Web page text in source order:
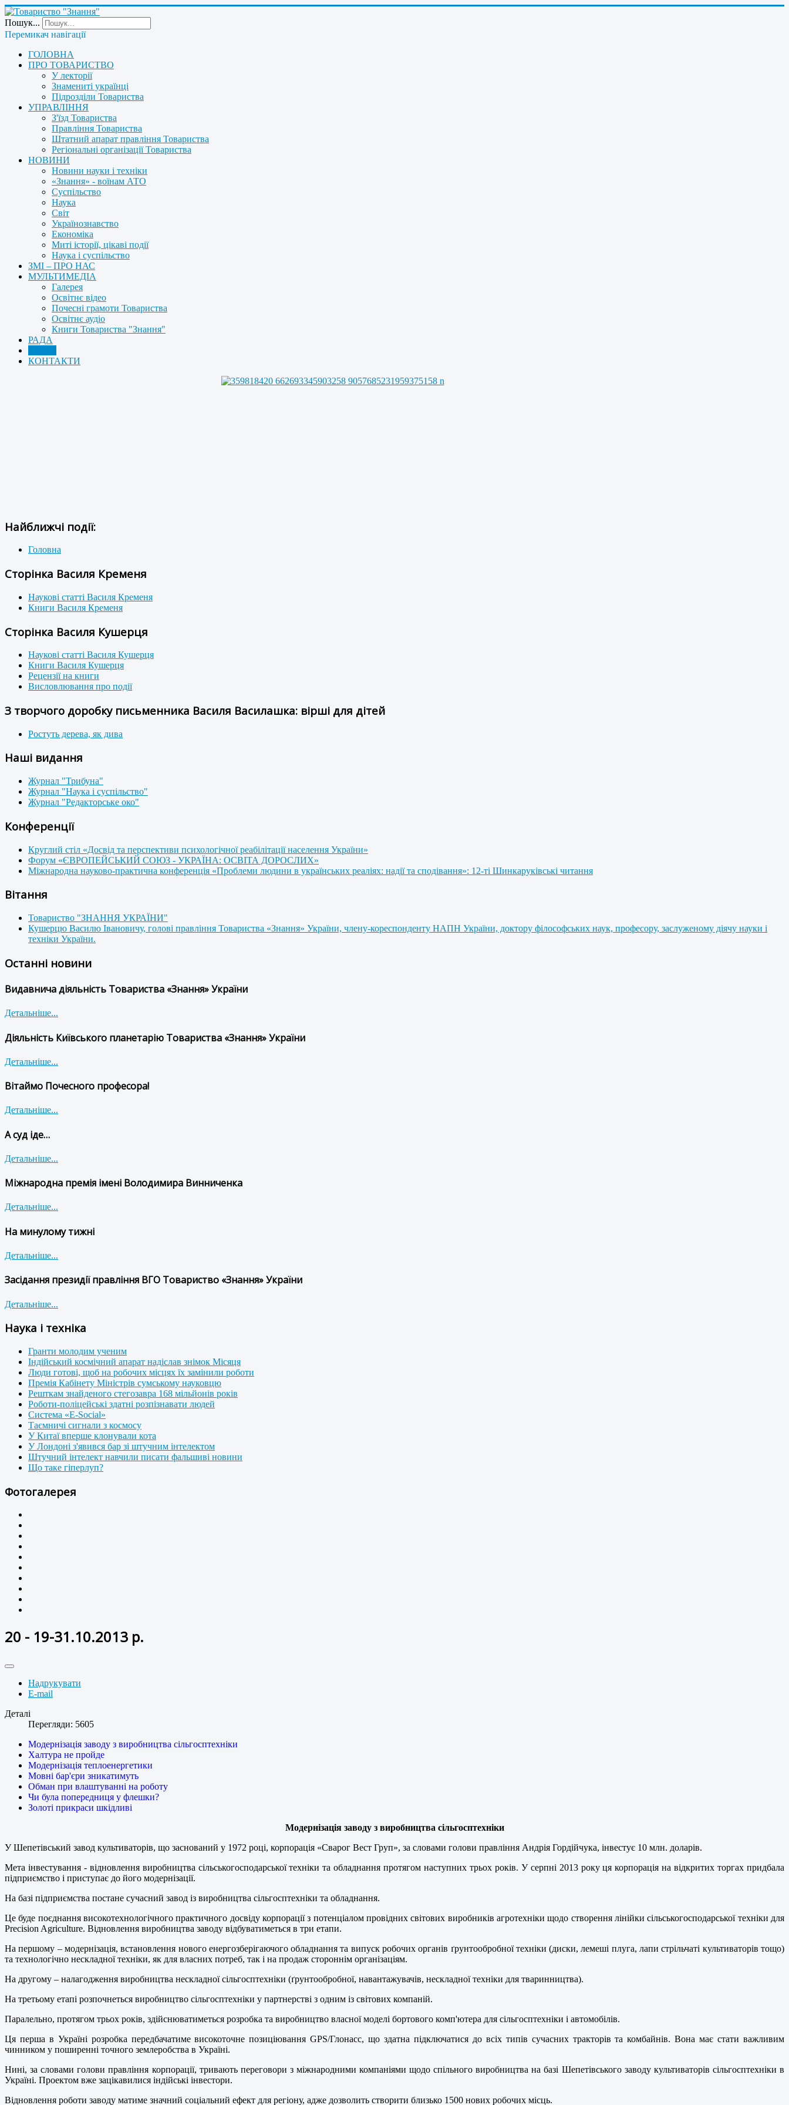
Пошук...
Перемикач навігації
ГОЛОВНА
ПРО ТОВАРИСТВО
У лекторії
Знамениті українці
Підрозділи Товариства
УПРАВЛІННЯ
З'їзд Товариства
Правління Товариства
Штатний апарат правління Товариства
Регіональні організації Товариства
НОВИНИ
Новини науки і техніки
«Знання» - воїнам АТО
Суспільство
Наука
Світ
Українознавство
Економіка
Миті історії, цікаві події
Наука і суспільство
ЗМІ – ПРО НАС
МУЛЬТИМЕДІА
Галерея
Освітнє відео
Почесні грамоти Товариства
Освітнє аудіо
Книги Товариства "Знання"
РАДА
КОНТАКТИ
Найближчі події:
Головна
Сторінка Василя Кременя
Наукові статті Василя Кременя
Книги Василя Кременя
Сторінка Василя Кушерця
Наукові статті Василя Кушерця
Книги Василя Кушерця
Рецензії на книги
Висловлювання про події
З творчого доробку письменника Василя Василашка: вірші для дітей
Ростуть дерева, як дива
Наші видання
Журнал "Трибуна"
Журнал "Наука і суспільство"
Журнал "Редакторське око"
Конференції
Круглий стіл «Досвід та перспективи психологічної реабілітації населення України»
Форум «ЄВРОПЕЙСЬКИЙ СОЮЗ - УКРАЇНА: ОСВІТА ДОРОСЛИХ»
Міжнародна науково-практична конференція «Проблеми людини в українських реаліях: надії та сподівання»: 12-ті Шинкаруківські читання
Вітання
Товариство "ЗНАННЯ УКРАЇНИ"
Кушерцю Василю Івановичу, голові правління Товариства «Знання» України, члену-кореспонденту НАПН України, доктору філософських наук, професору, заслуженому діячу науки і
техніки України.
Останні новини
Видавнича діяльність Товариства «Знання» України
Детальніше...
Діяльність Київського планетарію Товариства «Знання» України
Детальніше...
Вітаймо Почесного професора!
Детальніше...
А суд іде…
Детальніше...
Міжнародна премія імені Володимира Винниченка
Детальніше...
На минулому тижні
Детальніше...
Засідання президії правління ВГО Товариство «Знання» України
Детальніше...
Наука і техніка
Гранти молодим ученим
Індійський космічний апарат надіслав знімок Місяця
Люди готові, щоб на робочих місцях їх замінили роботи
Премія Кабінету Міністрів сумському науковцю
Решткам знайденого стегозавра 168 мільйонів років
Роботи-поліцейські здатні розпізнавати людей
Система «E-Social»
Таємничі сигнали з космосу
У Китаї вперше клонували кота
У Лондоні з'явився бар зі штучним інтелектом
Штучний інтелект навчили писати фальшиві новини
Що таке гіперлуп?
Фотогалерея
20 - 19-31.10.2013 р.
Надрукувати
E-mail
Деталі
Перегляди: 5605
Модернізація заводу з виробництва сільгосптехніки
Халтура не пройде
Модернізація теплоенергетики
Мовні бар'єри зникатимуть
Обман при влаштуванні на роботу
Чи була попередниця у флешки?
Золоті прикраси шкідливі
Модернізація заводу з виробництва сільгосптехніки
У Шепетівський завод культиваторів, що заснований у 1972 році, корпорація «Сварог Вест Груп», за словами голови правління Андрія Гордійчука, інвестує 10 млн. доларів.
Мета інвестування - відновлення виробництва сільськогосподарської техніки та обладнання протягом наступних трьох років. У серпні 2013 року ця корпорація на відкритих торгах придбала
підприємство і приступає до його модернізації.
На базі підприємства постане сучасний завод із виробництва сільгосптехніки та обладнання.
Це буде поєднання високотехнологічного практичного досвіду корпорації з потенціалом провідних світових виробників агротехніки щодо створення лінійки сільськогосподарської техніки для
Precision Agriculture. Відновлення виробництва заводу відбуватиметься в три етапи.
На першому – модернізація, встановлення нового енергозберігаючого обладнання та випуск робочих органів ґрунтообробної техніки (диски, лемеші плуга, лапи стрільчаті культиваторів тощо)
та технологічно нескладної техніки, як для власних потреб, так і на продаж стороннім організаціям.
На другому – налагодження виробництва нескладної сільгосптехніки (ґрунтообробної, навантажувачів, нескладної техніки для тваринництва).
На третьому етапі розпочнеться виробництво сільгосптехніки у партнерстві з одним із світових компаній.
Паралельно, протягом трьох років, здійснюватиметься розробка та виробництво власної моделі бортового комп'ютера для сільгосптехніки і автомобілів.
Ця перша в Україні розробка передбачатиме високоточне позиціювання GPS/Глонасс, що здатна підключатися до всіх типів сучасних тракторів та комбайнів. Вона має стати важливим
чинником у поширенні точного землеробства в Україні.
Нині, за словами голови правління корпорації, тривають переговори з міжнародними компаніями щодо спільного виробництва на базі Шепетівського заводу культиваторів сільгосптехніки в
Україні. Проектом вже зацікавилися індійські інвестори.
Відновлення роботи заводу матиме значний соціальний ефект для регіону, адже дозволить створити близько 1500 нових робочих місць.